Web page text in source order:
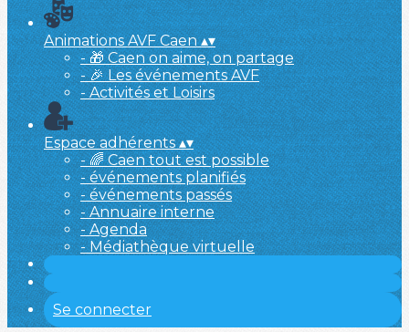
Animations AVF Caen▴▾
- 🎁 Caen on aime, on partage
- 🎉 Les événements AVF
- Activités et Loisirs
Espace adhérents▴▾
- 🌈 Caen tout est possible
- événements planifiés
- événements passés
- Annuaire interne
- Agenda
- Médiathèque virtuelle
Se connecter